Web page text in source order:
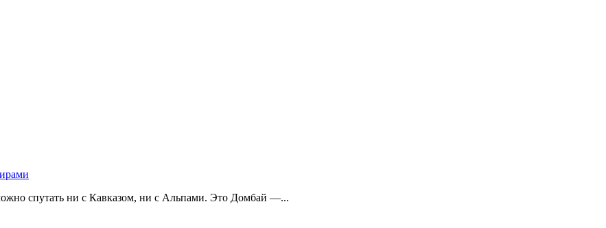
спутать ни с Кавказом, ни с Альпами. Это Домбай —...